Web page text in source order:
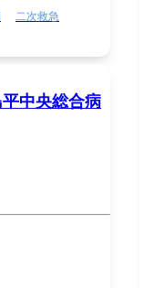
二次救急
中央総合病